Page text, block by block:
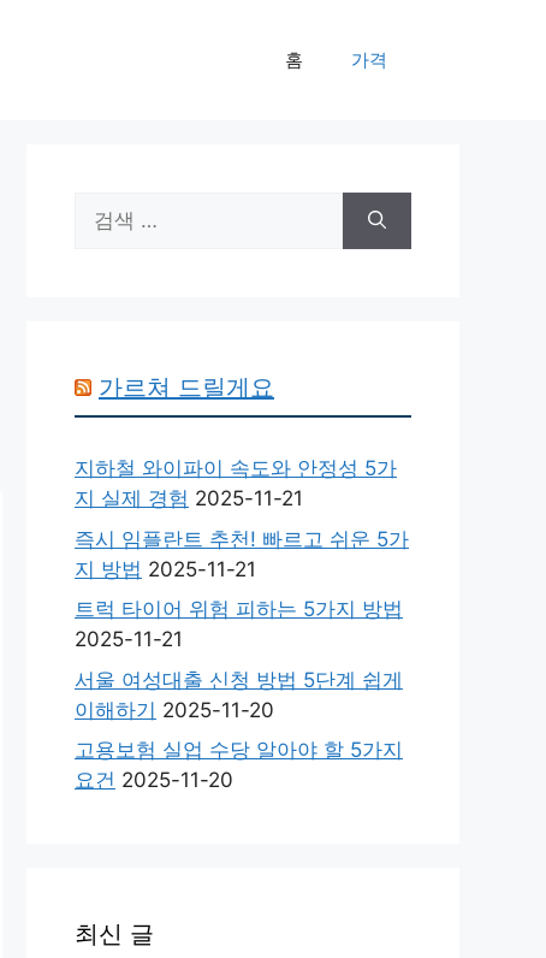
홈 가격
색:
가르쳐 드릴게요
지하철 와이파이 속도와 안정성 5가
지 실제 경험 2025-11-21
즉시 임플란트 추천! 빠르고 쉬운 5가
지 방법 2025-11-21
트럭 타이어 위험 피하는 5가지 방법
2025-11-21
서울 여성대출 신청 방법 5단계 쉽게
이해하기 2025-11-20
고용보험 실업 수당 알아야 할 5가지
요건 2025-11-20
최신 글